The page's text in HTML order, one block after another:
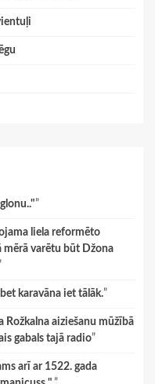
”
liela reformēto
varētu būt Džona
karavāna iet tālāk.”
aiziešanu mūžībā
gabals tajā radio”
arī ar 1522. gada